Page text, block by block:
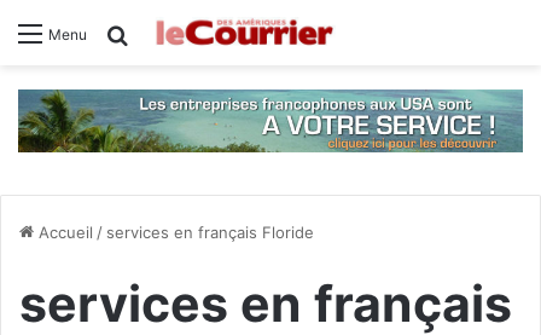
Menu Rechercher
Accueil / services en français Floride
services en français